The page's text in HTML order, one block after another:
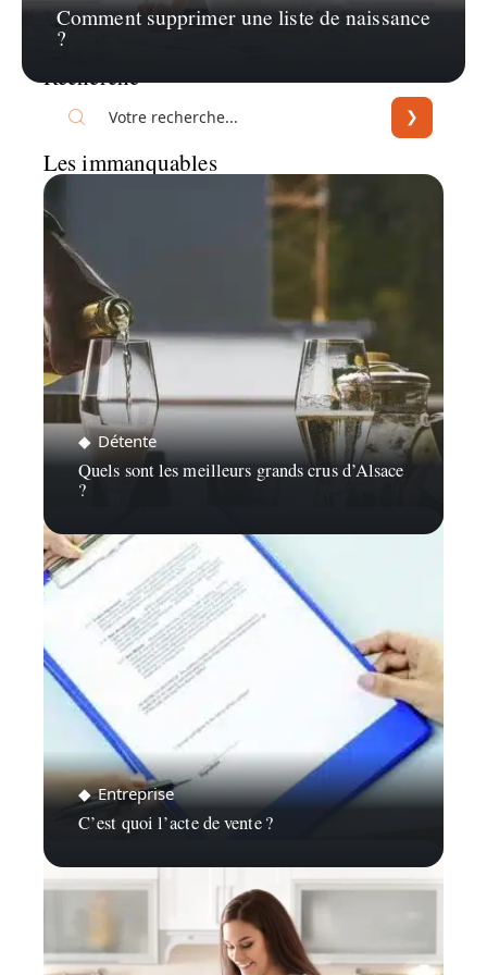
Comment supprimer une liste de naissance
?
Recherche
Les immanquables
Détente
Quels sont les meilleurs grands crus d’Alsace
?
Entreprise
C’est quoi l’acte de vente ?